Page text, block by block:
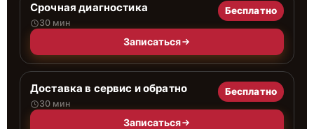
Срочная диагностика
30 мин
Бесплатно
Записаться
Доставка в сервис и обратно
30 мин
Бесплатно
Записаться